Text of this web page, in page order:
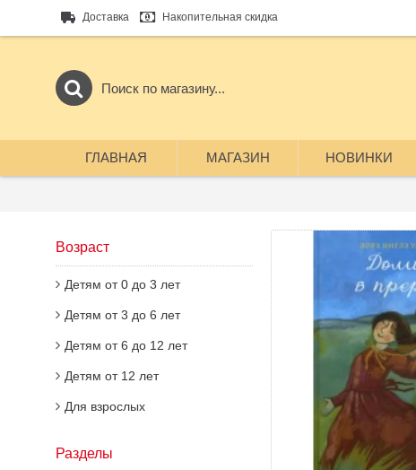
Доставка Накопительная скидка
ГЛАВНАЯ МАГАЗИН НОВИНКИ
Возраст
Детям от 0 до 3 лет
Детям от 3 до 6 лет
Детям от 6 до 12 лет
Детям от 12 лет
Для взрослых
Разделы